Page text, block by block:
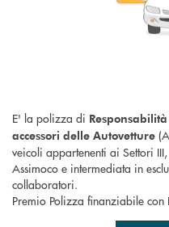
E' la polizza di
accessori delle Autovetture
veicoli appartenenti ai Settori
Assimoco e intermediata in
collaboratori.
Premio Polizza finanziabile con